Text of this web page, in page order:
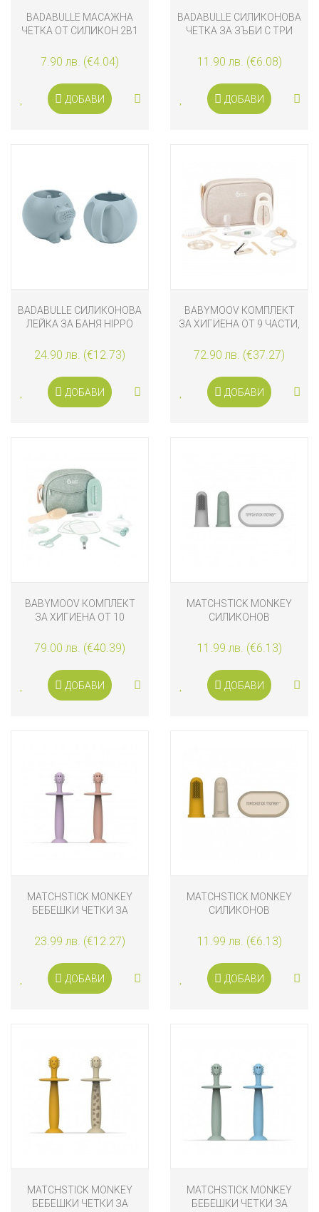
BADABULLE МАСАЖНА
ЧЕТКА ОТ СИЛИКОН 2В1
7.90 лв. (€4.04)
ДОБАВИ
BADABULLE СИЛИКОНОВА
ЧЕТКА ЗА ЗЪБИ С ТРИ
11.90 лв. (€6.08)
ДОБАВИ
BADABULLE СИЛИКОНОВА
ЛЕЙКА ЗА БАНЯ HIPPO
24.90 лв. (€12.73)
ДОБАВИ
BABYMOOV КОМПЛЕКТ
ЗА ХИГИЕНА ОТ 9 ЧАСТИ,
72.90 лв. (€37.27)
ДОБАВИ
BABYMOOV КОМПЛЕКТ
ЗА ХИГИЕНА ОТ 10
79.00 лв. (€40.39)
ДОБАВИ
MATCHSTICK MONKEY
СИЛИКОНОВ
ЗА ЗЪБИ BIOCOTE®,
ЗЕЛЕН
11.99 лв. (€6.13)
ДОБАВИ
MATCHSTICK MONKEY
БЕБЕШКИ ЧЕТКИ ЗА
БРОЯ, РОЗОВА И ЛИЛАВА
23.99 лв. (€12.27)
ДОБАВИ
MATCHSTICK MONKEY
СИЛИКОНОВ
ЗА ЗЪБИ BIOCOTE®,
ЖЪЛТ
11.99 лв. (€6.13)
ДОБАВИ
MATCHSTICK MONKEY
БЕБЕШКИ ЧЕТКИ ЗА
MATCHSTICK MONKEY
БЕБЕШКИ ЧЕТКИ ЗА